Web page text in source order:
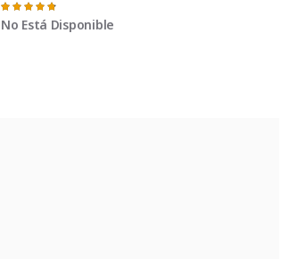
Valoración:
97%
No Está Disponible